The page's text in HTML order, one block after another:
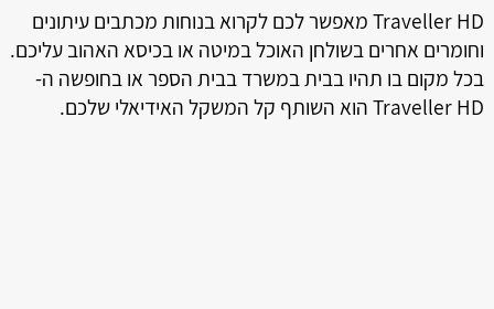
Traveller HD מאפשר לכם לקרוא בנוחות מכתבים עיתונים
וחומרים אחרים בשולחן האוכל במיטה או בכיסא האהוב עליכם.
בכל מקום בו תהיו בבית במשרד בבית הספר או בחופשה ה-
Traveller HD הוא השותף קל המשקל האידיאלי שלכם.